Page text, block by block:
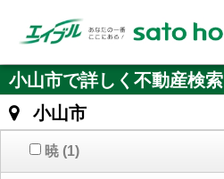
小山市で詳しく不動産検索
小山市
暁 (1)